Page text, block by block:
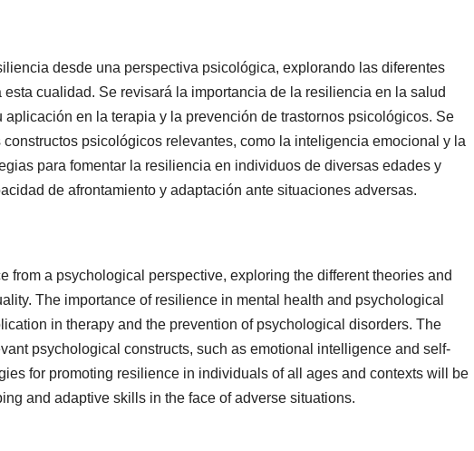
desde una perspectiva psicológica, explorando las diferentes
cualidad. Se revisará la importancia de la resiliencia en la salud
en la terapia y la prevención de trastornos psicológicos. Se
psicológicos relevantes, como la inteligencia emocional y la
para fomentar la resiliencia en individuos de diversas edades y
de afrontamiento y adaptación ante situaciones adversas.
from a psychological perspective, exploring the different theories and
The importance of resilience in mental health and psychological
in therapy and the prevention of psychological disorders. The
psychological constructs, such as emotional intelligence and self-
for promoting resilience in individuals of all ages and contexts will be
and adaptive skills in the face of adverse situations.